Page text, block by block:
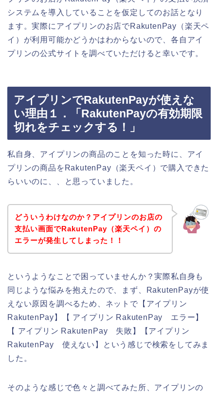
システムを導入していることを仮定してのお話となり
ます。実際にアイプリンのお店でRakutenPay（楽天ペ
イ）が利用可能かどうかはわからないので、各自アイ
プリンの公式サイトを調べていただけると幸いです。
アイプリンでRakutenPayが使えな
い理由１．「RakutenPayの有効期限
切れをチェックする！」
私自身、アイプリンの商品のことを知った時に、アイ
プリンの商品をRakutenPay（楽天ペイ）で購入できた
らいいのに、、と思っていました。
どういうわけなのか？アイプリンのお店の
支払い画面でRakutenPay（楽天ペイ）の
エラーが発生してしまった！！
というようなことで困っていませんか？実際私自身も
同じような悩みを抱えたので、まず、RakutenPayが使
えない原因を調べるため、ネットで【アイプリン
RakutenPay】【 アイプリン RakutenPay エラー】
【 アイプリン RakutenPay 失敗】【アイプリン
RakutenPay 使えない】という感じで検索をしてみま
した。
そのような感じで色々と調べてみた所、アイプリンの